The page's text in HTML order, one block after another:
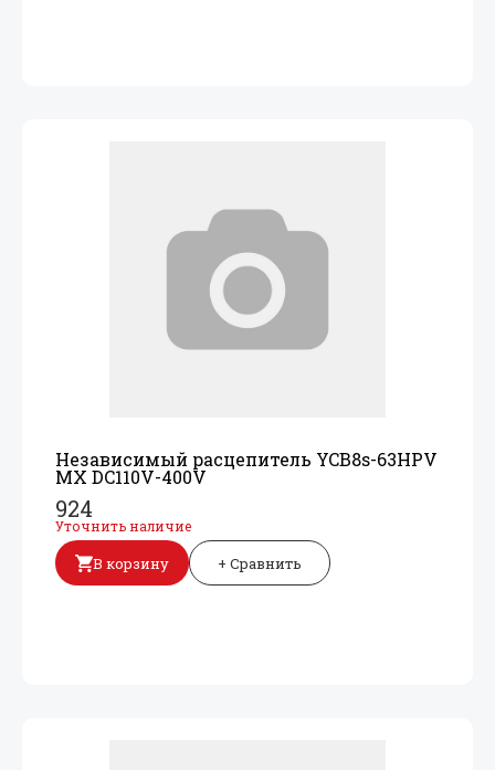
Независимый расцепитель YCB8s-63HPV
MX DC110V-400V
924
Уточнить наличие
В корзину + Сравнить